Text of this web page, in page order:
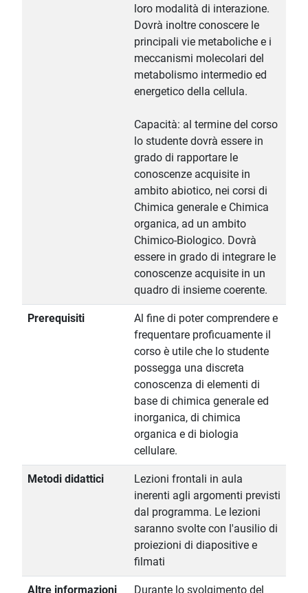
loro modalità di interazione.
Dovrà inoltre conoscere le
principali vie metaboliche e i
meccanismi molecolari del
metabolismo intermedio ed
energetico della cellula.
Capacità: al termine del corso
lo studente dovrà essere in
grado di rapportare le
conoscenze acquisite in
ambito abiotico, nei corsi di
Chimica generale e Chimica
organica, ad un ambito
Chimico-Biologico. Dovrà
essere in grado di integrare le
conoscenze acquisite in un
quadro di insieme coerente.
Prerequisiti
Al fine di poter comprendere e
frequentare proficuamente il
corso è utile che lo studente
possegga una discreta
conoscenza di elementi di
base di chimica generale ed
inorganica, di chimica
organica e di biologia
cellulare.
Metodi didattici
Lezioni frontali in aula
inerenti agli argomenti previsti
dal programma. Le lezioni
saranno svolte con l'ausilio di
proiezioni di diapositive e
filmati
Altre informazioni Durante lo svolgimento del